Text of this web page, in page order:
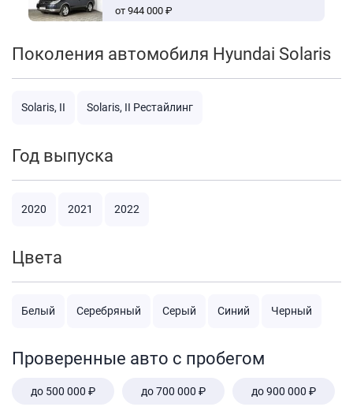
от 944 000 ₽
Поколения автомобиля Hyundai Solaris
Solaris, II Solaris, II Рестайлинг
Год выпуска
2020 2021 2022
Цвета
Белый Серебряный Серый Синий Черный
Проверенные авто с пробегом
до 500 000 ₽ до 700 000 ₽ до 900 000 ₽